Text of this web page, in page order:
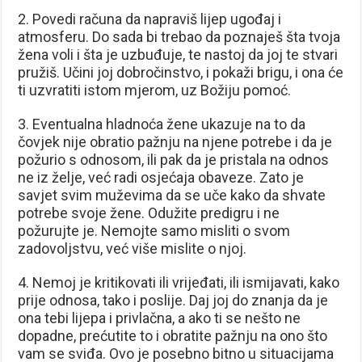
2. Povedi računa da napraviš lijep ugođaj i
atmosferu. Do sada bi trebao da poznaješ šta tvoja
žena voli i šta je uzbuđuje, te nastoj da joj te stvari
pružiš. Učini joj dobročinstvo, i pokaži brigu, i ona će
ti uzvratiti istom mjerom, uz Božiju pomoć.
3. Eventualna hladnoća žene ukazuje na to da
čovjek nije obratio pažnju na njene potrebe i da je
požurio s odnosom, ili pak da je pristala na odnos
ne iz želje, već radi osjećaja obaveze. Zato je
savjet svim muževima da se uče kako da shvate
potrebe svoje žene. Odužite predigru i ne
požurujte je. Nemojte samo misliti o svom
zadovoljstvu, već više mislite o njoj.
4. Nemoj je kritikovati ili vrijeđati, ili ismijavati, kako
prije odnosa, tako i poslije. Daj joj do znanja da je
ona tebi lijepa i privlačna, a ako ti se nešto ne
dopadne, prećutite to i obratite pažnju na ono što
vam se sviđa. Ovo je posebno bitno u situacijama